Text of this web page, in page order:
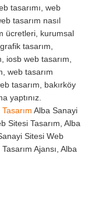
tasarımı, web
tasarım nasıl
ücretleri, kurumsal
tasarım,
iosb web tasarım,
web tasarım
tasarım, bakırköy
yaptınız.
Alba Sanayi
Sitesi Tasarım, Alba
Sitesi Web
Ajansı, Alba